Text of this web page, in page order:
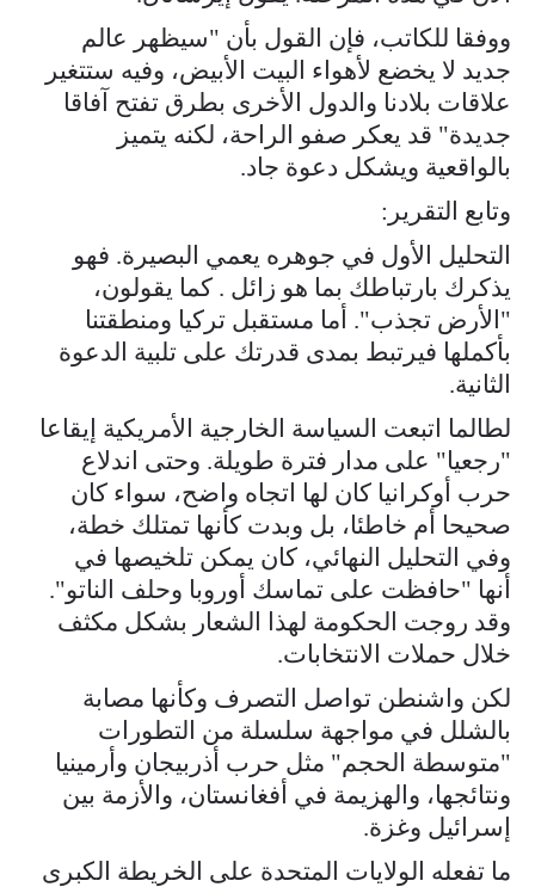
ووفقا للكاتب، فإن القول بأن "سيظهر عالم
جديد لا يخضع لأهواء البيت الأبيض، وفيه ستتغير
علاقات بلادنا والدول الأخرى بطرق تفتح آفاقا
جديدة" قد يعكر صفو الراحة، لكنه يتميز
بالواقعية ويشكل دعوة جاد.
وتابع التقرير:
التحليل الأول في جوهره يعمي البصيرة. فهو
يذكرك بارتباطك بما هو زائل . كما يقولون،
"الأرض تجذب". أما مستقبل تركيا ومنطقتنا
بأكملها فيرتبط بمدى قدرتك على تلبية الدعوة
الثانية.
لطالما اتبعت السياسة الخارجية الأمريكية إيقاعا
"رجعيا" على مدار فترة طويلة. وحتى اندلاع
حرب أوكرانيا كان لها اتجاه واضح، سواء كان
صحيحا أم خاطئا، بل وبدت كأنها تمتلك خطة،
وفي التحليل النهائي، كان يمكن تلخيصها في
أنها "حافظت على تماسك أوروبا وحلف الناتو".
وقد روجت الحكومة لهذا الشعار بشكل مكثف
خلال حملات الانتخابات.
لكن واشنطن تواصل التصرف وكأنها مصابة
بالشلل في مواجهة سلسلة من التطورات
"متوسطة الحجم" مثل حرب أذربيجان وأرمينيا
ونتائجها، والهزيمة في أفغانستان، والأزمة بين
إسرائيل وغزة.
ما تفعله الولايات المتحدة على الخريطة الكبرى